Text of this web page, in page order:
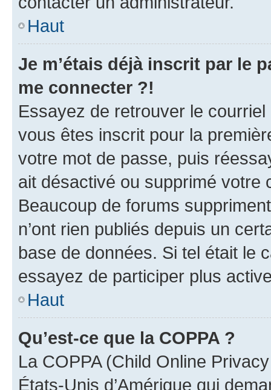
Haut
Je m’étais déjà inscrit par le
me connecter ?!
Essayez de retrouver le
vous êtes inscrit pour la
votre mot de passe, puis
ait désactivé ou supprimé votre
Beaucoup de forums
n’ont rien publiés depuis un
base de données. Si tel était le
essayez de participer plus
Haut
Qu’est-ce que la COPPA ?
La COPPA (Child Online
États-Unis d’Amérique qui